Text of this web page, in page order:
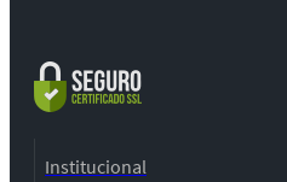
Institucional